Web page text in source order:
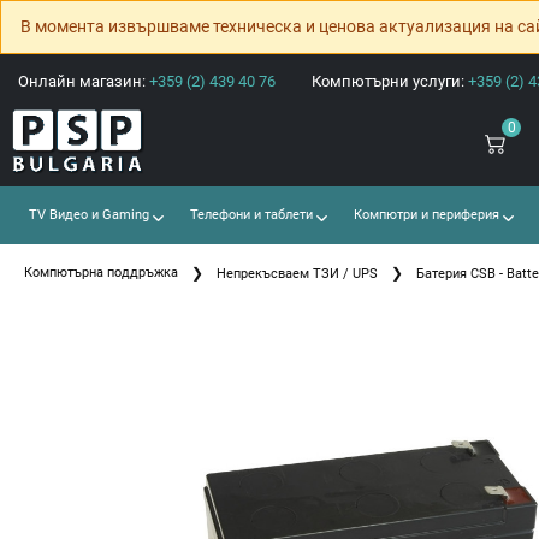
В момента извършваме техническа и ценова актуализация на
Онлайн магазин: +359 (2) 439 40 76 Компютърни услуги: +359 (2)
0
TV Видео и Gaming Телефони и таблети Компютри и периферия
Компютърна поддръжка Непрекъсваем ТЗИ / UPS Батерия CSB -